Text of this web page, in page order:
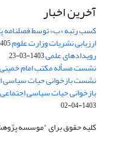
آخرین اخبار
کسب رتبه «ب» توسط فصلنامه
ارزیابی نشریات وزارت علوم02-25
رویدادهای علمی1403-03-23
نشست مسأله مکتب امام
نشست بازخوانی حیات سیاسی
بازخوانی حیات سیاسی اجتماعی
1403-04-02
کلیه حقوق برای "موسسه